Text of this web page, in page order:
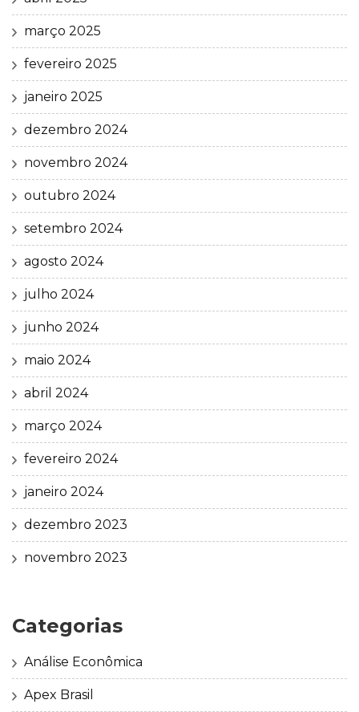
março 2025
fevereiro 2025
janeiro 2025
dezembro 2024
novembro 2024
outubro 2024
setembro 2024
agosto 2024
julho 2024
junho 2024
maio 2024
abril 2024
março 2024
fevereiro 2024
janeiro 2024
dezembro 2023
novembro 2023
Categorias
Análise Econômica
Apex Brasil